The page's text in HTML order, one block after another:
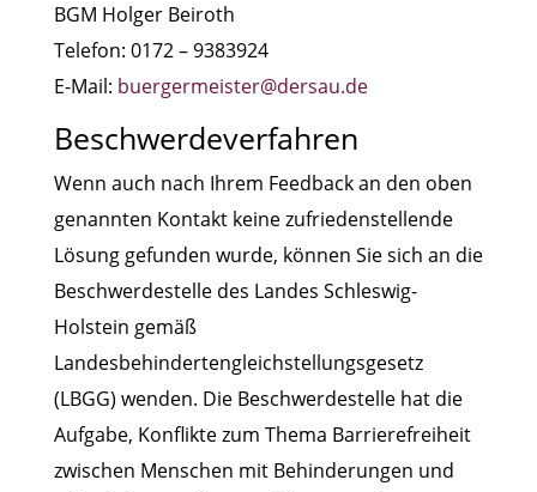
BGM Holger Beiroth
Telefon: 0172 – 9383924
E-Mail: buergermeister@dersau.de
Beschwerdeverfahren
Wenn auch nach Ihrem Feedback an den oben
genannten Kontakt keine zufriedenstellende
Lösung gefunden wurde, können Sie sich an die
Beschwerdestelle des Landes Schleswig-
Holstein gemäß
Landesbehindertengleichstellungsgesetz
(LBGG) wenden. Die Beschwerdestelle hat die
Aufgabe, Konflikte zum Thema Barrierefreiheit
zwischen Menschen mit Behinderungen und